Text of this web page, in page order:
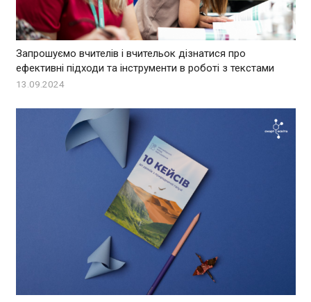
Запрошуємо вчителів і вчительок дізнатися про
ефективні підходи та інструменти в роботі з текстами
13.09.2024